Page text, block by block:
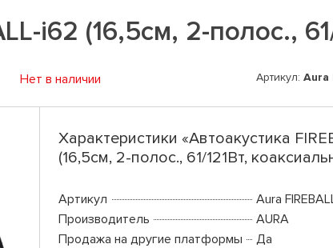
i62 (16,5см, 2-полос.,
Нет в наличии Артикул: Aura
Характеристики «Автоакустика
(16,5см, 2-полос., 61/121Вт,
Артикул
Aura
Производитель
AURA
Продажа на другие платформы
Да